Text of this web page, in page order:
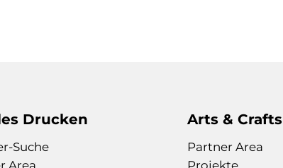
Drucken
Suche
Area
Arts & Crafts
Partner Area
Projekte